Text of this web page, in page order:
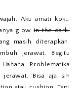
Aku amati kok…
glowin the dark.
masih diterapkan.
jerawat. Begitu
Problematika
jerawat. Bisa aja sih